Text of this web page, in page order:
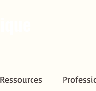
Ressources
Ressources